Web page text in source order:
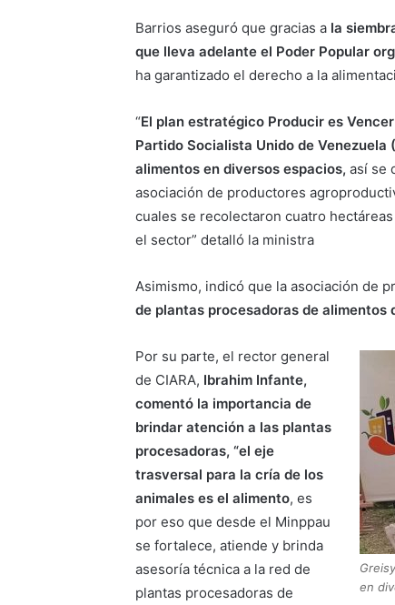
Barrios aseguró que gracias a la
que lleva adelante el Poder Popular
ha garantizado el derecho a la
“El plan estratégico Producir es
Partido Socialista Unido de
alimentos en diversos espacios, así se
asociación de productores
cuales se recolectaron cuatro
el sector” detalló la ministra
Asimismo, indicó que la asociación de
de plantas procesadoras de alimentos
en
Por su parte, el rector general
de CIARA, Ibrahim Infante,
comentó la importancia de
brindar atención a las plantas
procesadoras, “el eje
trasversal para la cría de los
animales es el alimento, es
por eso que desde el Minppau
se fortalece, atiende y brinda
asesoría técnica a la red de
plantas procesadoras de